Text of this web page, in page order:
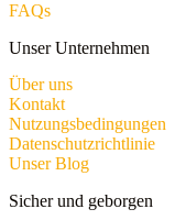
FAQs
Unser Unternehmen
Über uns
Kontakt
Nutzungsbedingungen
Datenschutzrichtlinie
Unser Blog
Sicher und geborgen